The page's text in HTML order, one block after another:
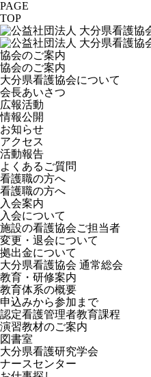
PAGE
TOP
協会のご案内
協会のご案内
大分県看護協会について
会長あいさつ
広報活動
情報公開
お知らせ
アクセス
活動報告
よくあるご質問
看護職の方へ
看護職の方へ
入会案内
入会について
施設の看護協会ご担当者
変更・退会について
拠出金について
大分県看護協会 通常総会
教育・研修案内
教育体系の概要
申込みから参加まで
認定看護管理者教育課程
演習教材のご案内
図書室
大分県看護研究学会
ナースセンター